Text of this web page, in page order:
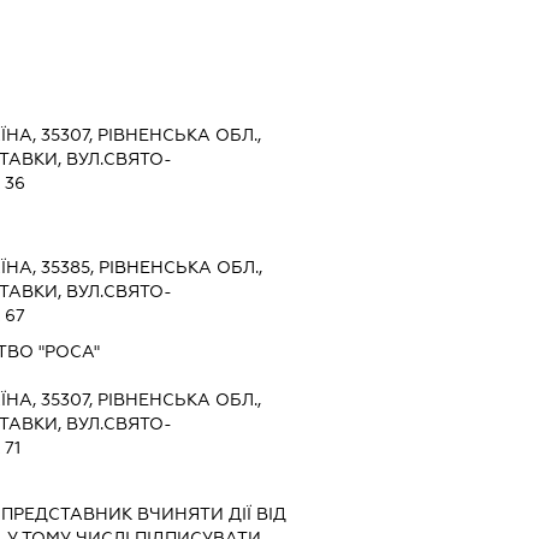
35307, РІВНЕНСЬКА ОБЛ.,
ВУЛ.СВЯТО-
35385, РІВНЕНСЬКА ОБЛ.,
ВУЛ.СВЯТО-
"РОСА"
35307, РІВНЕНСЬКА ОБЛ.,
ВУЛ.СВЯТО-
ПРЕДСТАВНИК ВЧИНЯТИ ДІЇ ВІД